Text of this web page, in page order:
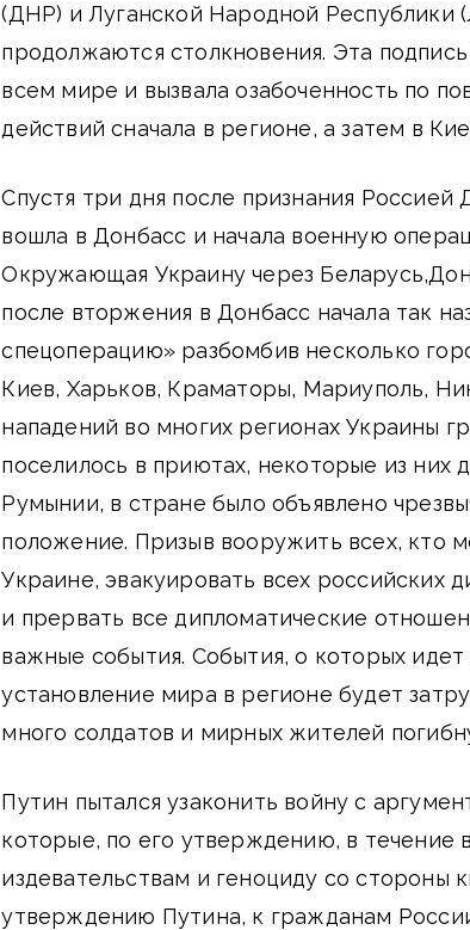
(ДНР) и Луганской Народной Республики
продолжаются столкновения. Эта
всем мире и вызвала озабоченность по
действий сначала в регионе, а затем в
Спустя три дня после признания
вошла в Донбасс и начала военную
Окружающая Украину через
после вторжения в Донбасс начала так
спецоперацию» разбомбив несколько
Киев, Харьков, Краматоры, Мариуполь,
нападений во многих регионах Украины
поселилось в приютах, некоторые из них
Румынии, в стране было объявлено
положение. Призыв вооружить всех, кто
Украине, эвакуировать всех российских
и прервать все дипломатические
важные события. События, о которых идет
установление мира в регионе будет
много солдатов и мирных жителей
Путин пытался узаконить войну с
которые, по его утверждению, в течение
издевательствам и геноциду со стороны
утверждению Путина, к гражданам